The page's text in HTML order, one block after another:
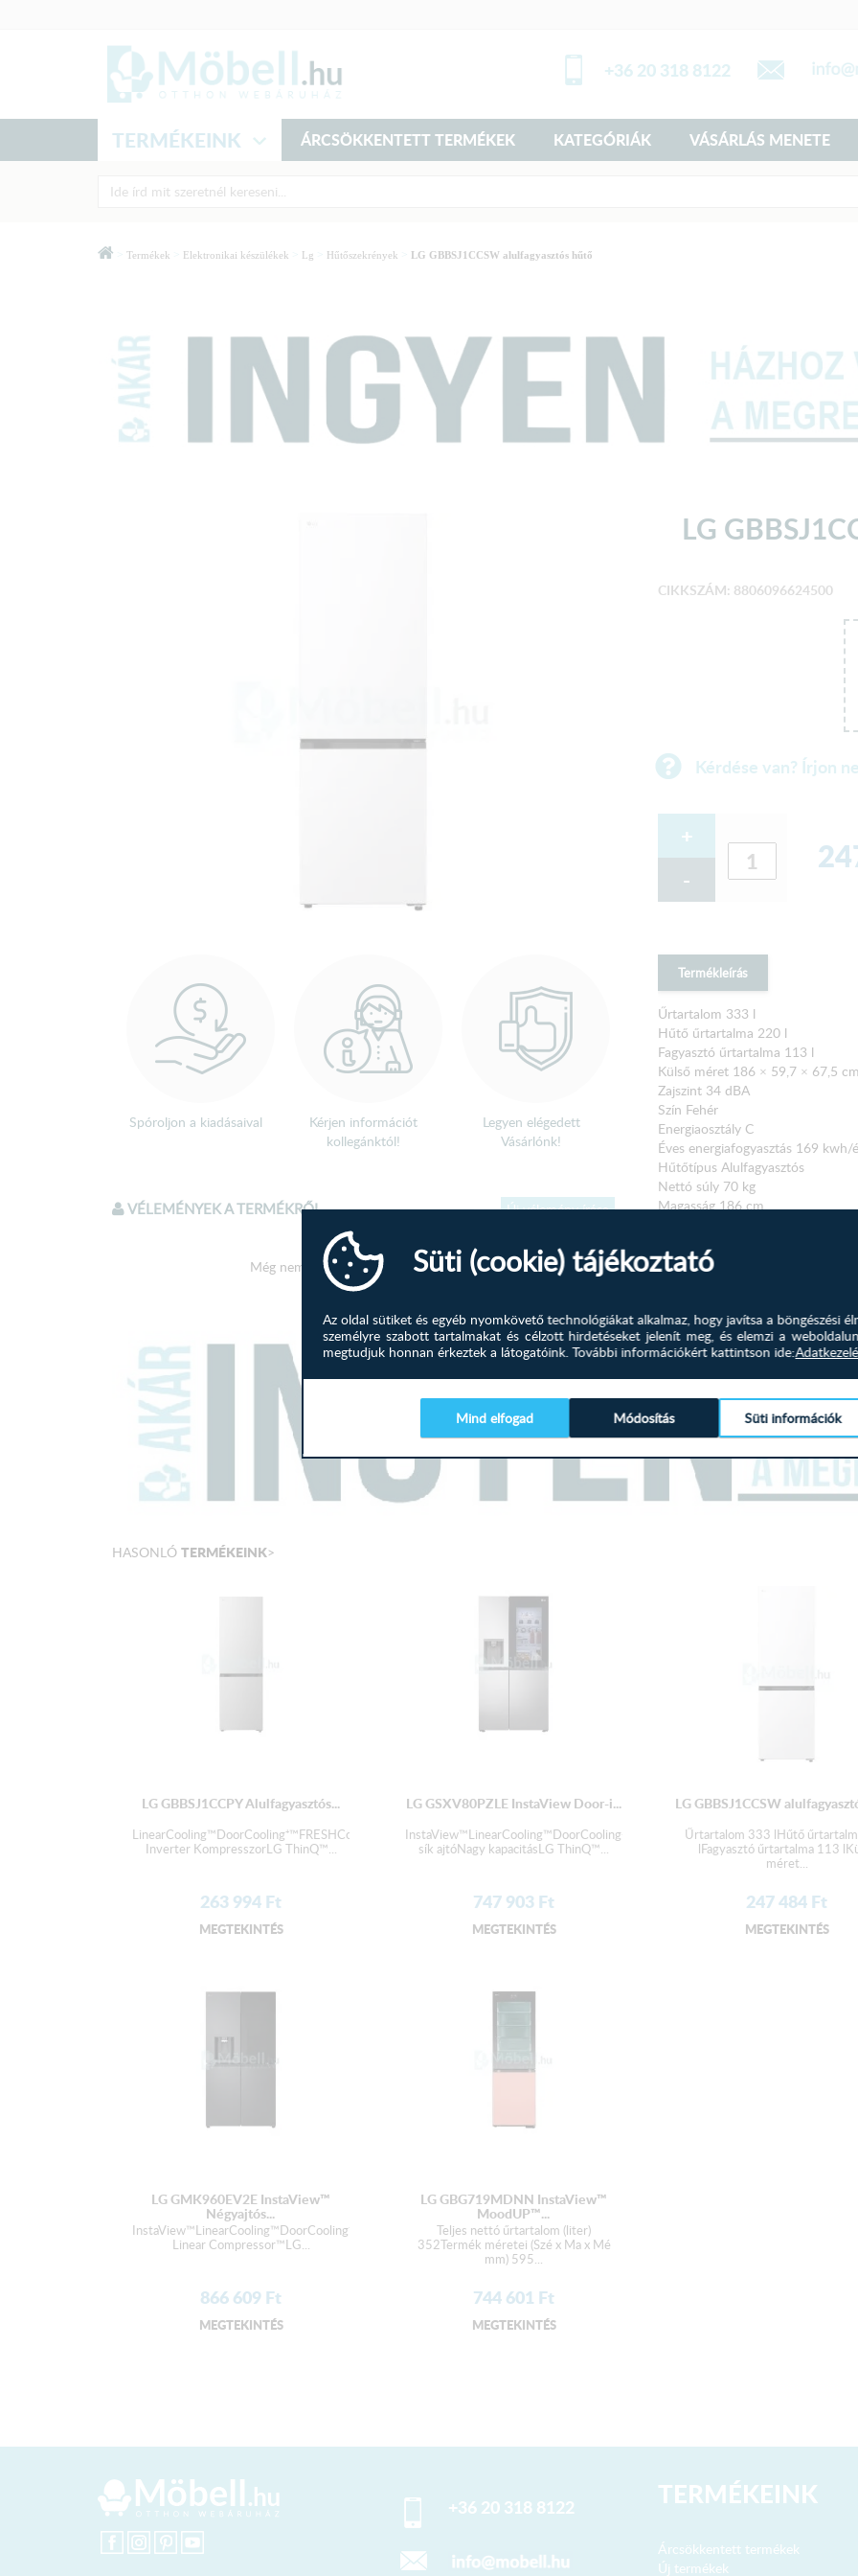
+36 20 318 8122
TERMÉKEINK ÁRCSÖKKENTETT TERMÉKEK KATEGÓRIÁK VÁSÁRLÁS MENETE
Termékek Elektronikai készülékek Lg Hűtőszekrények LG GBBSJ1CCSW alulfagyasztós hűtő
Spóroljon a kiadásaival
Kérjen információt
kollegánktól!
Legyen elégedett
Vásárlónk!
VÉLEMÉNYEK A TERMÉKRŐL Új vélemény írása
Még nem írtak véleményt a termékhez.
LG
CIKKSZÁM: 8806096624500
Kérdése van? Írjon
+
-
Termékleírás
Űrtartalom 333 l
Hűtő űrtartalma 220 l
Fagyasztó űrtartalma 113 l
Külső méret 186 × 59,7 × 67,5
Zajszint 34 dBA
Szín Fehér
Energiaosztály C
Éves energiafogyasztás 169 kwh/
Hűtőtípus Alulfagyasztós
Nettó súly 70 kg
Magasság 186 cm
HASONLÓ TERMÉKEINK>
LG GBBSJ1CCPY Alulfagyasztós...
LinearCooling™DoorCooling⁺™FRESHConverter+™Smart
Inverter KompresszorLG ThinQ™...
263 994Ft
MEGTEKINTÉS
LG GSXV80PZLE InstaView Door-i...
InstaView™LinearCooling™DoorCooling+™Teljesen
sík ajtóNagy kapacitásLG ThinQ™...
747 903Ft
MEGTEKINTÉS
LG GBBSJ1CCSW
Űrtartalom 333 lHűtő
lFagyasztó űrtartalma 113
méret...
247 484Ft
MEGTEKINTÉS
LG GMK960EV2E InstaView™
Négyajtós...
InstaView™LinearCooling™DoorCooling⁺™UVnano™Inverter
Linear Compressor™LG...
866 609Ft
MEGTEKINTÉS
LG GBG719MDNN InstaView™
MoodUP™...
Teljes nettó űrtartalom (liter)
352Termék méretei (Szé x Ma x Mé
mm) 595...
744 601 Ft
MEGTEKINTÉS
+36 20 318 8122 TERMÉKEINK
Árcsökkentett termékek
Új termékek
Süti (cookie) tájékoztató
Az oldal sütiket és egyéb nyomkövető technológiákat alkalmaz, hogy javítsa a böngészési
személyre szabott tartalmakat és célzott hirdetéseket jelenít meg, és elemzi a
megtudjuk honnan érkeztek a látogatóink. További információkért kattintson ide:
Mind elfogad Módosítás Süti információk